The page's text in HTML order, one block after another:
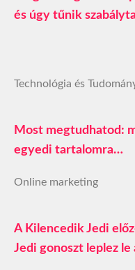
és úgy tűnik
Technológia és
Most megtudhatod:
egyedi tartalomra…
Online marketing
A Kilencedik Jedi
Jedi gonoszt leplez le